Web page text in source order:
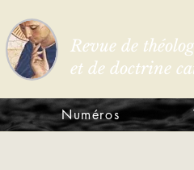
Revue de
et de doctrine
Numéros